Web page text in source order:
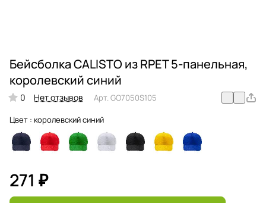
Бейсболка CALISTO из RPET 5-панельная,
королевский синий
0 Нет отзывов Арт. GO7050S105
Цвет : королевский синий
271 ₽